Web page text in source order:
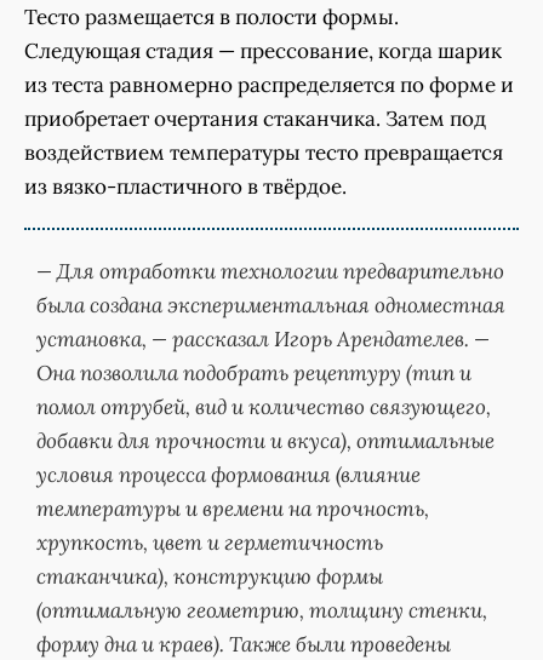
Тесто размещается в полости формы.
Следующая стадия — прессование, когда шарик
из теста равномерно распределяется по форме и
приобретает очертания стаканчика. Затем под
воздействием температуры тесто превращается
из вязко-пластичного в твёрдое.
— Для отработки технологии предварительно
была создана экспериментальная одноместная
установка, — рассказал Игорь Арендателев. —
Она позволила подобрать рецептуру (тип и
помол отрубей, вид и количество связующего,
добавки для прочности и вкуса), оптимальные
условия процесса формования (влияние
температуры и времени на прочность,
хрупкость, цвет и герметичность
стаканчика), конструкцию формы
(оптимальную геометрию, толщину стенки,
форму дна и краев). Также были проведены